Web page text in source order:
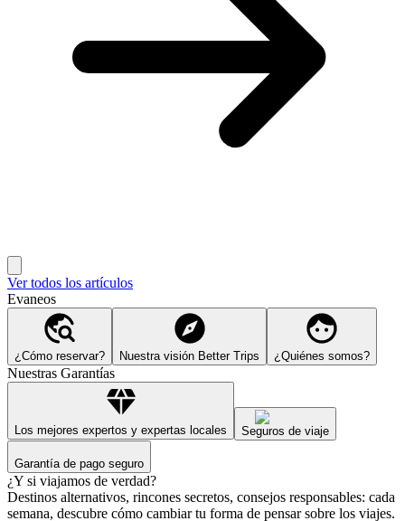
Ver todos los artículos
Evaneos
¿Cómo reservar? Nuestra visión Better Trips ¿Quiénes somos?
Nuestras Garantías
Los mejores expertos y expertas locales Seguros de viaje
Garantía de pago seguro
¿Y si viajamos de verdad?
Destinos alternativos, rincones secretos, consejos responsables: cada
semana, descubre cómo cambiar tu forma de pensar sobre los viajes.